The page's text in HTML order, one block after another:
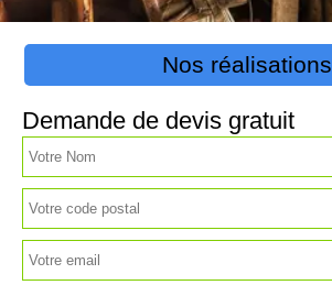
Nos réalisations
Demande de devis gratuit